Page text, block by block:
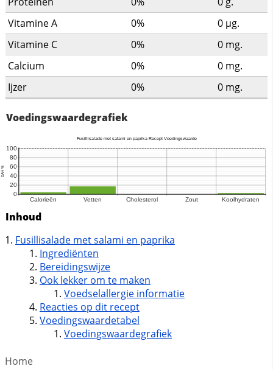
Vitamine A
0% 0 µg.
Vitamine C
0% 0 mg.
Calcium
0% 0 mg.
Ijzer
0% 0 mg.
Voedingswaardegrafiek
Inhoud
Fusillisalade met salami en paprika
Ingrediënten
Bereidingswijze
Ook lekker om te maken
Voedselallergie informatie
Reacties op dit recept
Voedingswaardetabel
Voedingswaardegrafiek
Home